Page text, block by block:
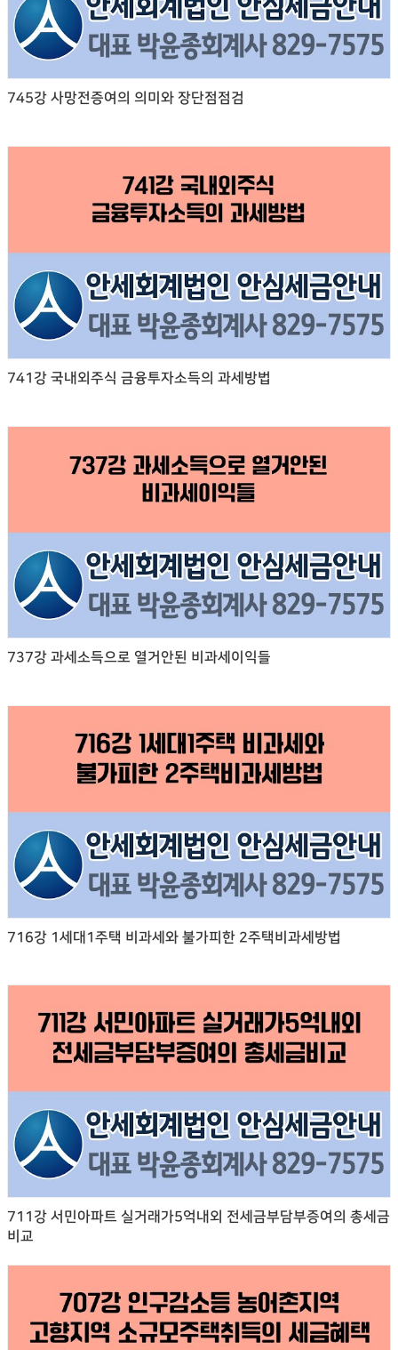
745강 사망전증여의 의미와 장단점점검
741강 국내외주식 금융투자소득의 과세방법
737강 과세소득으로 열거안된 비과세이익들
716강 1세대1주택 비과세와 불가피한 2주택비과세방법
711강 서민아파트 실거래가5억내외 전세금부담부증여의 총세금
비교